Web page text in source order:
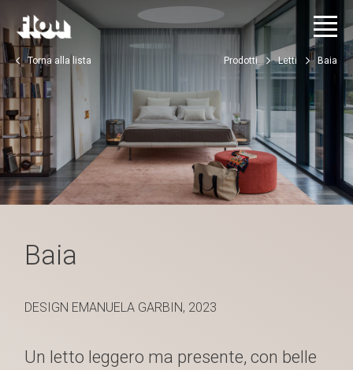
Torna alla lista Prodotti Letti Baia
Baia
DESIGN EMANUELA GARBIN, 2023
Un letto leggero ma presente, con belle